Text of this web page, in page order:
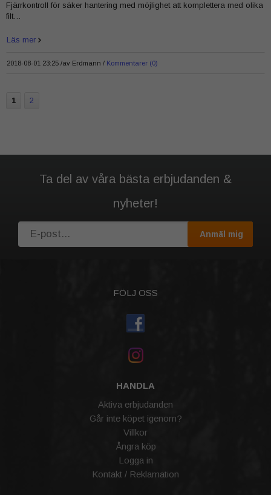
Fjärrkontroll för säker hantering med möjlighet att komplettera med olika
filt…
2018-08-01 23:25 /av Erdmann Kommentarer (0)
Läs mer
1 2
Ta del av våra bästa erbjudanden &
nyheter!
Anmäl mig
FÖLJ OSS
HANDLA
Aktiva erbjudanden
Går inte köpet igenom?
Villkor
Ångra köp
Logga in
Kontakt / Reklamation